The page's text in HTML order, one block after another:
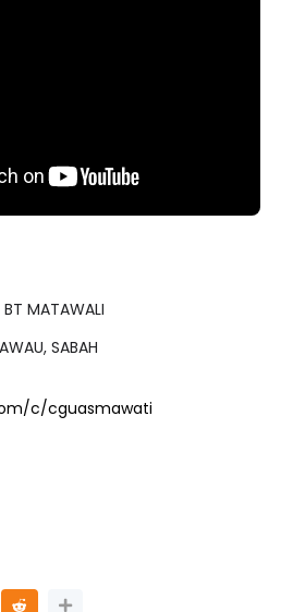
MATAWALI
SABAH
c/cguasmawati